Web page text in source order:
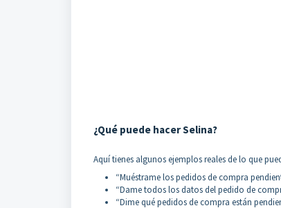
¿Qué puede hacer Selina?
Aquí tienes algunos ejemplos reales de lo que
“Muéstrame los pedidos de compra
“Dame todos los datos del pedido de
“Dime qué pedidos de compra están